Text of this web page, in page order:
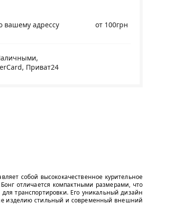
вашему адрессу от 100грн
Приват24
собой высококачественное курительное
отличается компактными размерами, что
транспортировки. Его уникальный дизайн
изделию стильный и современный внешний